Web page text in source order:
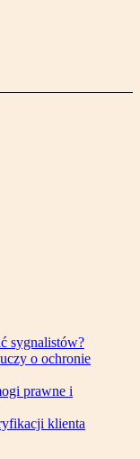
sygnalistów?
o ochronie
prawne i
klienta